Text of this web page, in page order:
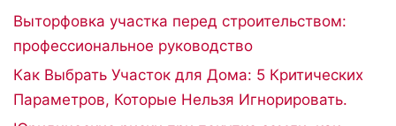
Выторфовка участка перед строительством:
профессиональное руководство
Как Выбрать Участок для Дома: 5 Критических
Параметров, Которые Нельзя Игнорировать.